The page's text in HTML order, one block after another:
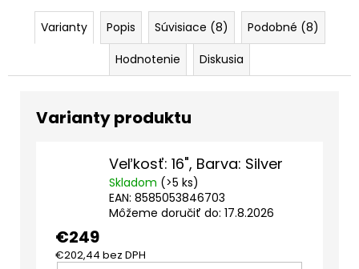
Varianty Popis Súvisiace (8)
Podobné (8)
Hodnotenie
Diskusia
Veľkosť: 16", Barva: Silver
Skladom (>5 ks)
EAN: 8585053846703
Môžeme doručiť do: 17.8.2026
€249
€202,44 bez DPH